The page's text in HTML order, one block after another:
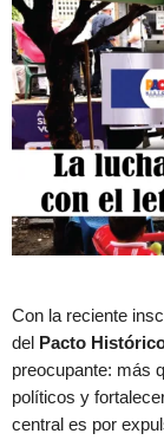
Con la reciente
del Pacto
preocupante: más
políticos y
central es por